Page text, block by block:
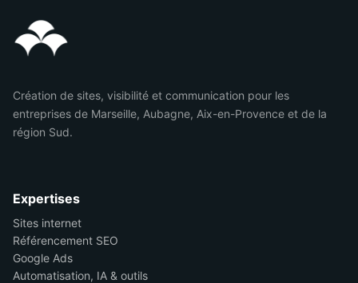
Création de sites, visibilité et communication pour les
entreprises de Marseille, Aubagne, Aix-en-Provence et de la
région Sud.
Expertises
Sites internet
Référencement SEO
Google Ads
Automatisation, IA & outils